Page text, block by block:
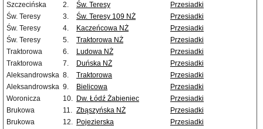
Szczecińska
2. Św. Teresy
Przesiadki
Św. Teresy
3. Św. Teresy 109 NŻ
Przesiadki
Św. Teresy
4. Kaczeńcowa NŻ
Przesiadki
Św. Teresy
5. Traktorowa NŻ
Przesiadki
Traktorowa
6. Ludowa NŻ
Przesiadki
Traktorowa
7. Duńska NŻ
Przesiadki
Aleksandrowska 8. Traktorowa
Przesiadki
Aleksandrowska 9. Bielicowa
Przesiadki
Woronicza
10. Dw. Łódź Żabieniec
Przesiadki
Brukowa
11. Zbąszyńska NŻ
Przesiadki
Brukowa
12. Pojezierska
Przesiadki